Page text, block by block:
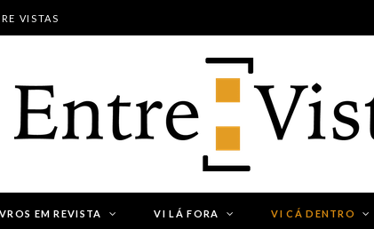
VISTAS
EM REVISTA VI LÁ FORA VI CÁ DENTRO